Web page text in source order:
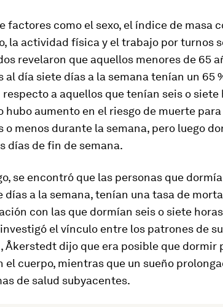
factores como el sexo, el índice de masa
la actividad física y el trabajo por turnos
revelaron que aquellos menores de 65
al día siete días a la semana tenían un 65
a aquellos que tenían seis o siete
hubo aumento en el riesgo de muerte
o menos durante la semana, pero luego
días de fin de semana.
se encontró que las personas que
días a la semana, tenían una tasa de
con las que dormían seis o siete
el vínculo entre los patrones de
Åkerstedt dijo que era posible que dormir
el cuerpo, mientras que un sueño
de salud subyacentes.